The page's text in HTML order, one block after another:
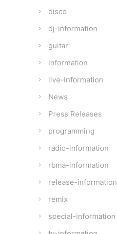
disco
dj-information
guitar
information
live-information
News
Press Releases
programming
radio-information
rbma-information
release-information
remix
special-information